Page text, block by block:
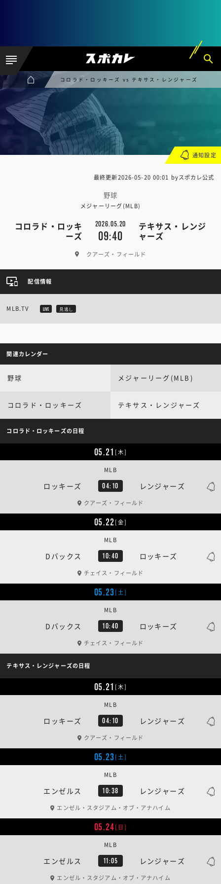
コロラド・ロッキーズ vs テキサス・レンジャーズ
最終更新2026-05-20 00:01 byスポカレ公式
野球
メジャーリーグ(MLB)
コロラド・ロッキ
ーズ
2026.05.20
09:40
テキサス・レンジ
ャーズ
クアーズ・フィールド
通知設定
配信情報
MLB.TV LIVE 見逃し
関連カレンダー
野球 メジャーリーグ(MLB)
コロラド・ロッキーズ テキサス・レンジャーズ
コロラド・ロッキーズの日程
05.21 [木]
ロッキーズ 04:10 レンジャーズ
MLB
クアーズ・フィールド
05.22[金]
Dバックス 10:40 ロッキーズ
MLB
チェイス・フィールド
05.23[土]
Dバックス 10:40 ロッキーズ
MLB
チェイス・フィールド
テキサス・レンジャーズの日程
05.21 [木]
ロッキーズ 04:10 レンジャーズ
MLB
クアーズ・フィールド
05.23[土]
エンゼルス 10:38 レンジャーズ
MLB
エンゼル・スタジアム・オブ・アナハイム
05.24[日]
エンゼルス 11:05 レンジャーズ
MLB
エンゼル・スタジアム・オブ・アナハイム